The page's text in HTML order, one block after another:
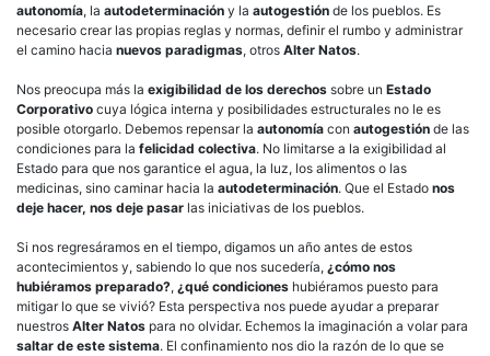
autonomía, la autodeterminación y la autogestión de los pueblos. Es
necesario crear las propias reglas y normas, definir el rumbo y administrar
el camino hacia nuevos paradigmas, otros Alter Natos.
Nos preocupa más la exigibilidad de los derechos sobre un Estado
Corporativo cuya lógica interna y posibilidades estructurales no le es
posible otorgarlo. Debemos repensar la autonomía con autogestión de las
condiciones para la felicidad colectiva. No limitarse a la exigibilidad al
Estado para que nos garantice el agua, la luz, los alimentos o las
medicinas, sino caminar hacia la autodeterminación. Que el Estado nos
deje hacer, nos deje pasar las iniciativas de los pueblos.
Si nos regresáramos en el tiempo, digamos un año antes de estos
acontecimientos y, sabiendo lo que nos sucedería, ¿cómo nos
hubiéramos preparado?, ¿qué condiciones hubiéramos puesto para
mitigar lo que se vivió? Esta perspectiva nos puede ayudar a preparar
nuestros Alter Natos para no olvidar. Echemos la imaginación a volar para
saltar de este sistema. El confinamiento nos dio la razón de lo que se